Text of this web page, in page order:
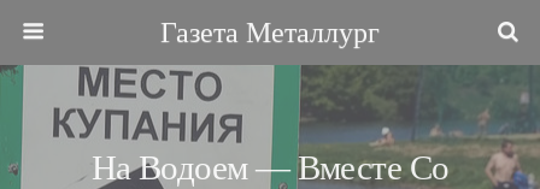
Газета Металлург
На Водоем — Вместе Со